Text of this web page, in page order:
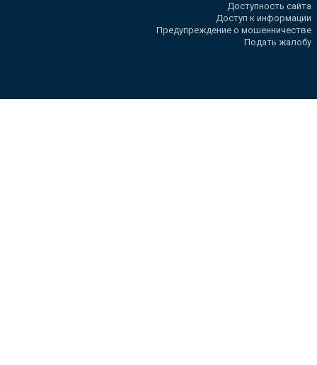
Доступность сайта
Доступ к информации
Предупреждение о мошенничестве
Подать жалобу